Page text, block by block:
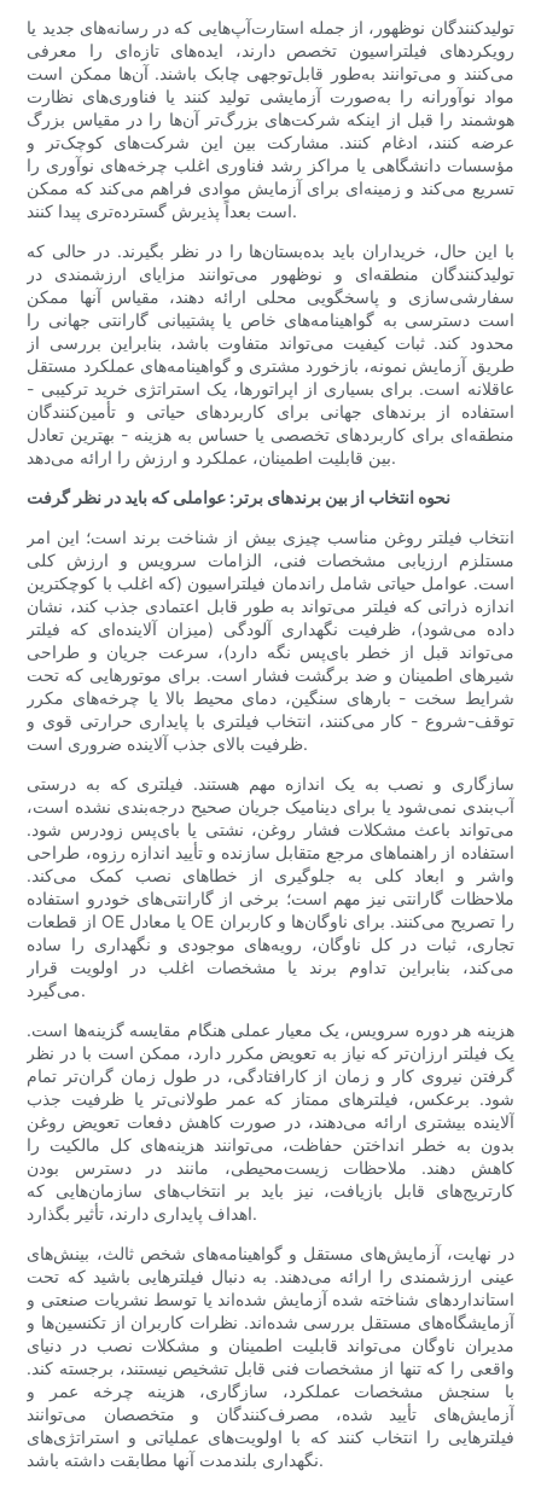
تولیدکنندگان نوظهور، از جمله استارت‌آپ‌هایی که در رسانه‌های جدید یا
رویکردهای فیلتراسیون تخصص دارند، ایده‌های تازه‌ای را معرفی
می‌کنند و می‌توانند به‌طور قابل‌توجهی چابک باشند. آن‌ها ممکن است
مواد نوآورانه را به‌صورت آزمایشی تولید کنند یا فناوری‌های نظارت
هوشمند را قبل از اینکه شرکت‌های بزرگ‌تر آن‌ها را در مقیاس بزرگ
عرضه کنند، ادغام کنند. مشارکت بین این شرکت‌های کوچک‌تر و
مؤسسات دانشگاهی یا مراکز رشد فناوری اغلب چرخه‌های نوآوری را
تسریع می‌کند و زمینه‌ای برای آزمایش موادی فراهم می‌کند که ممکن
است بعداً پذیرش گسترده‌تری پیدا کنند.
با این حال، خریداران باید بده‌بستان‌ها را در نظر بگیرند. در حالی که
تولیدکنندگان منطقه‌ای و نوظهور می‌توانند مزایای ارزشمندی در
سفارشی‌سازی و پاسخگویی محلی ارائه دهند، مقیاس آنها ممکن
است دسترسی به گواهینامه‌های خاص یا پشتیبانی گارانتی جهانی را
محدود کند. ثبات کیفیت می‌تواند متفاوت باشد، بنابراین بررسی از
طریق آزمایش نمونه، بازخورد مشتری و گواهینامه‌های عملکرد مستقل
عاقلانه است. برای بسیاری از اپراتورها، یک استراتژی خرید ترکیبی -
استفاده از برندهای جهانی برای کاربردهای حیاتی و تأمین‌کنندگان
منطقه‌ای برای کاربردهای تخصصی یا حساس به هزینه - بهترین تعادل
بین قابلیت اطمینان، عملکرد و ارزش را ارائه می‌دهد.
نحوه انتخاب از بین برندهای برتر: عواملی که باید در نظر گرفت
انتخاب فیلتر روغن مناسب چیزی بیش از شناخت برند است؛ این امر
مستلزم ارزیابی مشخصات فنی، الزامات سرویس و ارزش کلی
است. عوامل حیاتی شامل راندمان فیلتراسیون (که اغلب با کوچکترین
اندازه ذراتی که فیلتر می‌تواند به طور قابل اعتمادی جذب کند، نشان
داده می‌شود)، ظرفیت نگهداری آلودگی (میزان آلاینده‌ای که فیلتر
می‌تواند قبل از خطر بای‌پس نگه دارد)، سرعت جریان و طراحی
شیرهای اطمینان و ضد برگشت فشار است. برای موتورهایی که تحت
شرایط سخت - بارهای سنگین، دمای محیط بالا یا چرخه‌های مکرر
توقف-شروع - کار می‌کنند، انتخاب فیلتری با پایداری حرارتی قوی و
ظرفیت بالای جذب آلاینده ضروری است.
سازگاری و نصب به یک اندازه مهم هستند. فیلتری که به درستی
آب‌بندی نمی‌شود یا برای دینامیک جریان صحیح درجه‌بندی نشده است،
می‌تواند باعث مشکلات فشار روغن، نشتی یا بای‌پس زودرس شود.
استفاده از راهنماهای مرجع متقابل سازنده و تأیید اندازه رزوه، طراحی
واشر و ابعاد کلی به جلوگیری از خطاهای نصب کمک می‌کند.
ملاحظات گارانتی نیز مهم است؛ برخی از گارانتی‌های خودرو استفاده
از قطعات OE یا معادل OE را تصریح می‌کنند. برای ناوگان‌ها و کاربران
تجاری، ثبات در کل ناوگان، رویه‌های موجودی و نگهداری را ساده
می‌کند، بنابراین تداوم برند یا مشخصات اغلب در اولویت قرار
می‌گیرد.
هزینه هر دوره سرویس، یک معیار عملی هنگام مقایسه گزینه‌ها است.
یک فیلتر ارزان‌تر که نیاز به تعویض مکرر دارد، ممکن است با در نظر
گرفتن نیروی کار و زمان از کارافتادگی، در طول زمان گران‌تر تمام
شود. برعکس، فیلترهای ممتاز که عمر طولانی‌تر یا ظرفیت جذب
آلاینده بیشتری ارائه می‌دهند، در صورت کاهش دفعات تعویض روغن
بدون به خطر انداختن حفاظت، می‌توانند هزینه‌های کل مالکیت را
کاهش دهند. ملاحظات زیست‌محیطی، مانند در دسترس بودن
کارتریج‌های قابل بازیافت، نیز باید بر انتخاب‌های سازمان‌هایی که
اهداف پایداری دارند، تأثیر بگذارد.
در نهایت، آزمایش‌های مستقل و گواهینامه‌های شخص ثالث، بینش‌های
عینی ارزشمندی را ارائه می‌دهند. به دنبال فیلترهایی باشید که تحت
استانداردهای شناخته شده آزمایش شده‌اند یا توسط نشریات صنعتی و
آزمایشگاه‌های مستقل بررسی شده‌اند. نظرات کاربران از تکنسین‌ها و
مدیران ناوگان می‌تواند قابلیت اطمینان و مشکلات نصب در دنیای
واقعی را که تنها از مشخصات فنی قابل تشخیص نیستند، برجسته کند.
با سنجش مشخصات عملکرد، سازگاری، هزینه چرخه عمر و
آزمایش‌های تأیید شده، مصرف‌کنندگان و متخصصان می‌توانند
فیلترهایی را انتخاب کنند که با اولویت‌های عملیاتی و استراتژی‌های
نگهداری بلندمدت آنها مطابقت داشته باشد.